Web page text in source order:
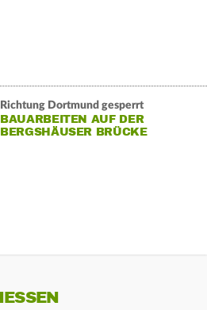
Richtung Dortmund gesperrt
BAUARBEITEN AUF DER
BERGSHÄUSER BRÜCKE